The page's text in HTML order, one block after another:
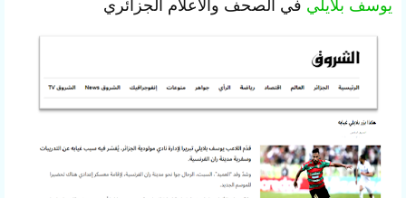
يوسف بلايلي في الصحف والاعلام الجزائري